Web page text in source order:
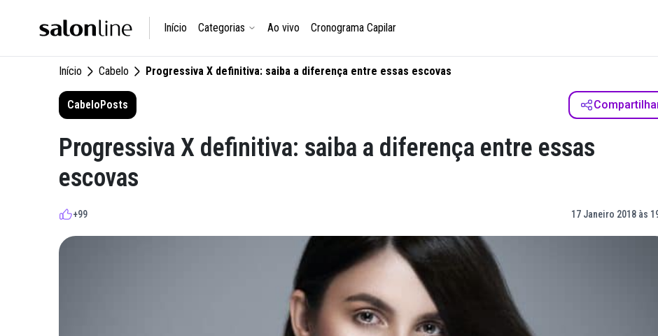
Início Categorias Ao vivo Cronograma Capilar
Início Cabelo Progressiva X definitiva: saiba a diferença entre essas escovas
CabeloPosts
Progressiva X definitiva: saiba a diferença entre essas
escovas
+99 17 Janeiro 2018 às